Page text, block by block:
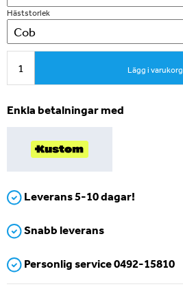
Häststorlek
Lägg i varukorg
Enkla betalningar med
Leverans 5-10 dagar!
Snabb leverans
Personlig service 0492-15810